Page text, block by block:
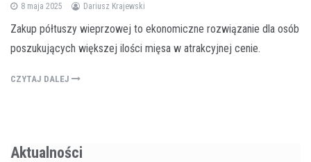
8 maja 2025 Dariusz Krajewski
Zakup półtuszy wieprzowej to ekonomiczne rozwiązanie dla osób
poszukujących większej ilości mięsa w atrakcyjnej cenie.
CZYTAJ DALEJ
Aktualności